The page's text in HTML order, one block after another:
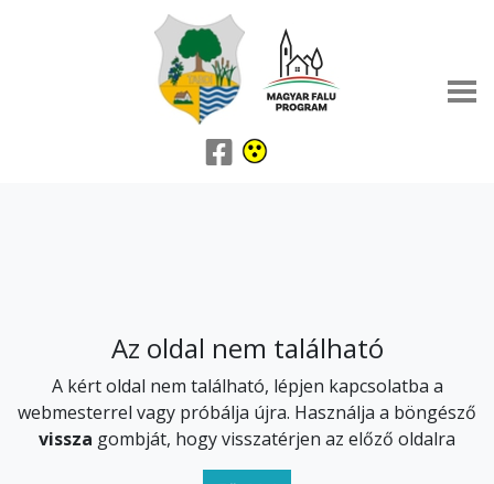
Az oldal nem található
A kért oldal nem található, lépjen kapcsolatba a
webmesterrel vagy próbálja újra. Használja a böngésző
vissza gombját, hogy visszatérjen az előző oldalra